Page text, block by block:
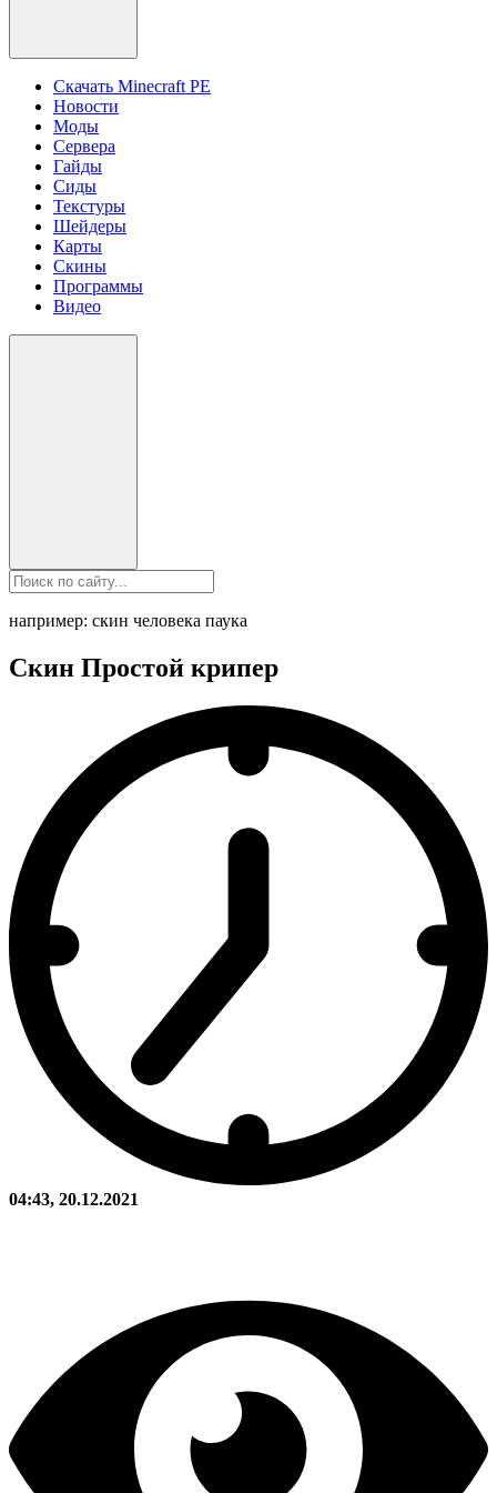
Скачать Minecraft PE
Новости
Моды
Сервера
Гайды
Сиды
Текстуры
Шейдеры
Карты
Скины
Программы
Видео
например: скин человека паука
Скин Простой крипер
04:43, 20.12.2021